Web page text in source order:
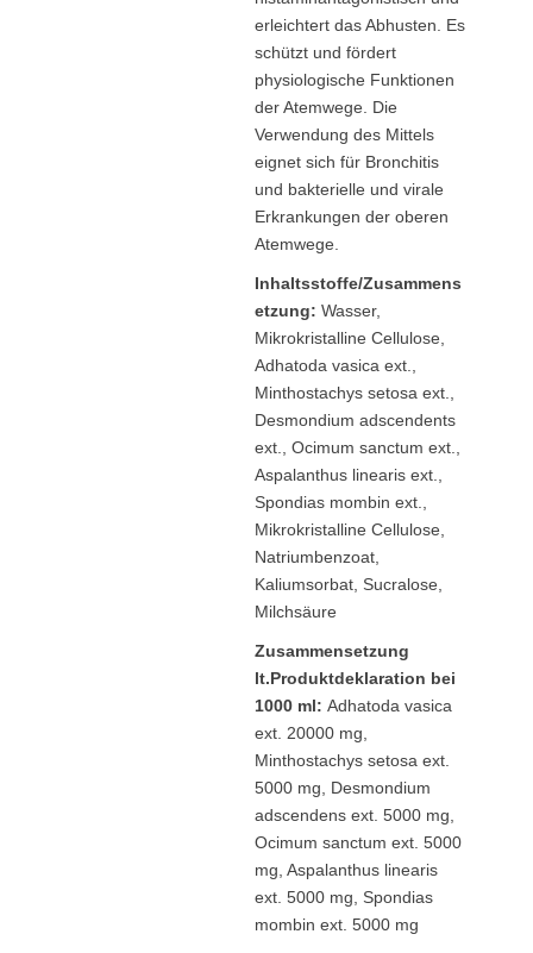
erleichtert das Abhusten. Es
schützt und fördert
physiologische Funktionen
der Atemwege. Die
Verwendung des Mittels
eignet sich für Bronchitis
und bakterielle und virale
Erkrankungen der oberen
Atemwege.
Inhaltsstoffe/Zusammens
etzung: Wasser,
Mikrokristalline Cellulose,
Adhatoda vasica ext.,
Minthostachys setosa ext.,
Desmondium adscendents
ext., Ocimum sanctum ext.,
Aspalanthus linearis ext.,
Spondias mombin ext.,
Mikrokristalline Cellulose,
Natriumbenzoat,
Kaliumsorbat, Sucralose,
Milchsäure
Zusammensetzung
lt.Produktdeklaration bei
1000 ml: Adhatoda vasica
ext. 20000 mg,
Minthostachys setosa ext.
5000 mg, Desmondium
adscendens ext. 5000 mg,
Ocimum sanctum ext. 5000
mg, Aspalanthus linearis
ext. 5000 mg, Spondias
mombin ext. 5000 mg